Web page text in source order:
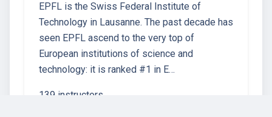
EPFL is the Swiss Federal Institute of
Technology in Lausanne. The past decade has
seen EPFL ascend to the very top of
European institutions of science and
technology: it is ranked #1 in E…
139 instructors